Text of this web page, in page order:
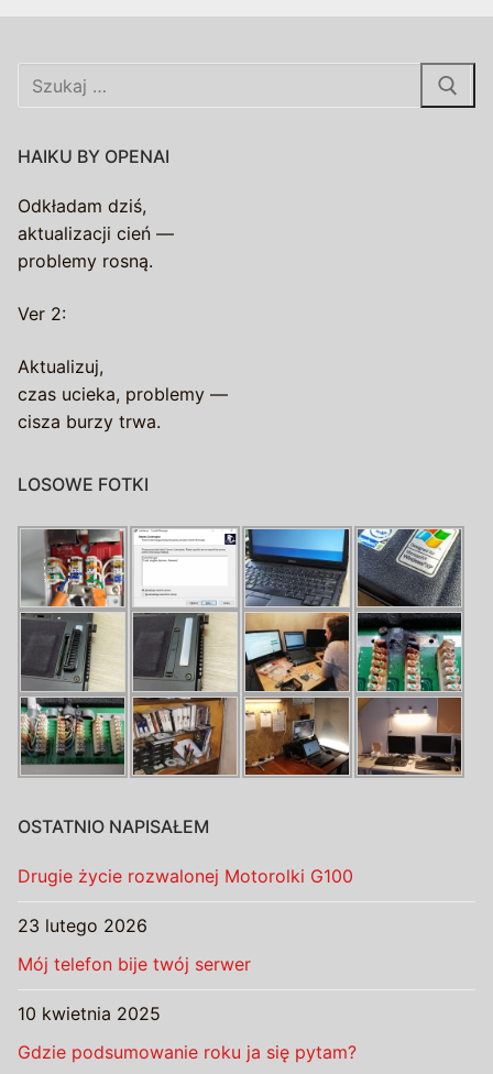
Szukaj:
HAIKU BY OPENAI
Odkładam dziś,
aktualizacji cień —
problemy rosną.
Ver 2:
Aktualizuj,
czas ucieka, problemy —
cisza burzy trwa.
LOSOWE FOTKI
OSTATNIO NAPISAŁEM
Drugie życie rozwalonej Motorolki G100
23 lutego 2026
Mój telefon bije twój serwer
10 kwietnia 2025
Gdzie podsumowanie roku ja się pytam?